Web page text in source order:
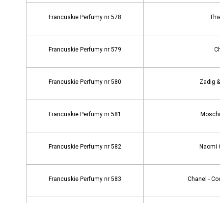
Francuskie Perfumy nr 578
Francuskie Perfumy nr 579
Francuskie Perfumy nr 580 Zadig
Francuskie Perfumy nr 581
Francuskie Perfumy nr 582 Naomi
Francuskie Perfumy nr 583 Chanel -